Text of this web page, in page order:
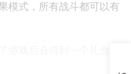
模式，所有战斗都可以有